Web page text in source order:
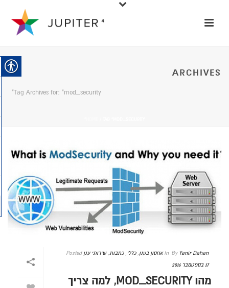
ARCHIVES
Tag Archives for: "mod_security"
By Yanir Dahan
In אחסון בענן,כללי,כתבות,שירותי ענן Posted
17 בספטמבר 2016
מהו MOD_SECURITY, למה צריך